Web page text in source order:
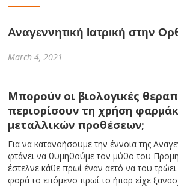
Αναγεννητική Ιατρική στην
March 4, 2021
Μπορούν οι βιολογικές
περιορίσουν τη χρήση
μεταλλικών προθέσεων;
Για να κατανοήσουμε την έννοια της
φτάνει να θυμηθούμε τον μύθο του
έστελνε κάθε πρωί έναν αετό να του
φορά το επόμενο πρωί το ήπαρ είχε